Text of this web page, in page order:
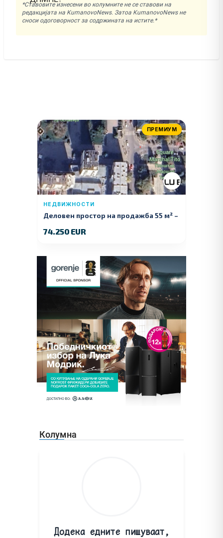
*Ставовите изнесени во колумните не се ставови на
редакцијата на KumanovoNews. Затоа KumanovoNews не
сноси одоговорност за содржината на истите.*
ПРЕМИУМ
НЕДВИЖНОСТИ
Деловен простор на продажба 55 м² –
74.250 EUR
Колумна
Додека едните пишуваат,